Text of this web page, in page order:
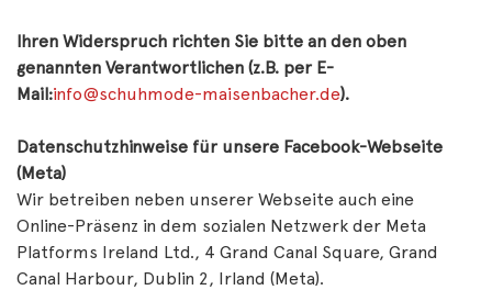
Ihren Widerspruch richten Sie bitte an den oben
genannten Verantwortlichen (z.B. per E-
Mail:info@schuhmode-maisenbacher.de).
Datenschutzhinweise für unsere Facebook-Webseite
(Meta)
Wir betreiben neben unserer Webseite auch eine
Online-Präsenz in dem sozialen Netzwerk der Meta
Platforms Ireland Ltd., 4 Grand Canal Square, Grand
Canal Harbour, Dublin 2, Irland (Meta).